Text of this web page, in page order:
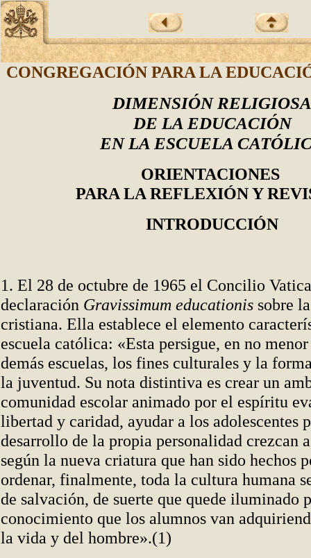
CONGREGACIÓN PARA LA
DIMENSIÓN RELIGIOSA
DE LA EDUCACIÓN
EN LA ESCUELA
ORIENTACIONES
PARA LA REFLEXIÓN Y
INTRODUCCIÓN
1. El 28 de octubre de 1965 el Concilio
declaración Gravissimum educationis sobre la
cristiana. Ella establece el elemento
escuela católica: «Esta persigue, en no
demás escuelas, los fines culturales y la
la juventud. Su nota distintiva es crear un
comunidad escolar animado por el espíritu
libertad y caridad, ayudar a los adolescentes
desarrollo de la propia personalidad crezcan
según la nueva criatura que han sido hechos
ordenar, finalmente, toda la cultura humana
de salvación, de suerte que quede iluminado
conocimiento que los alumnos van
la vida y del hombre».(1)